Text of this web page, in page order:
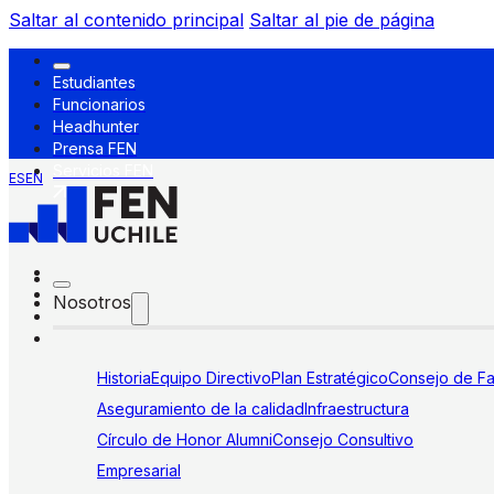
Saltar al contenido principal Saltar al pie de página
Estudiantes
Funcionarios
Headhunter
Prensa FEN
ESEN
Nosotros
HistoriaEquipo DirectivoPlan EstratégicoConsejo de
Aseguramiento de la calidadInfraestructura
Círculo de Honor AlumniConsejo Consultivo
Empresarial